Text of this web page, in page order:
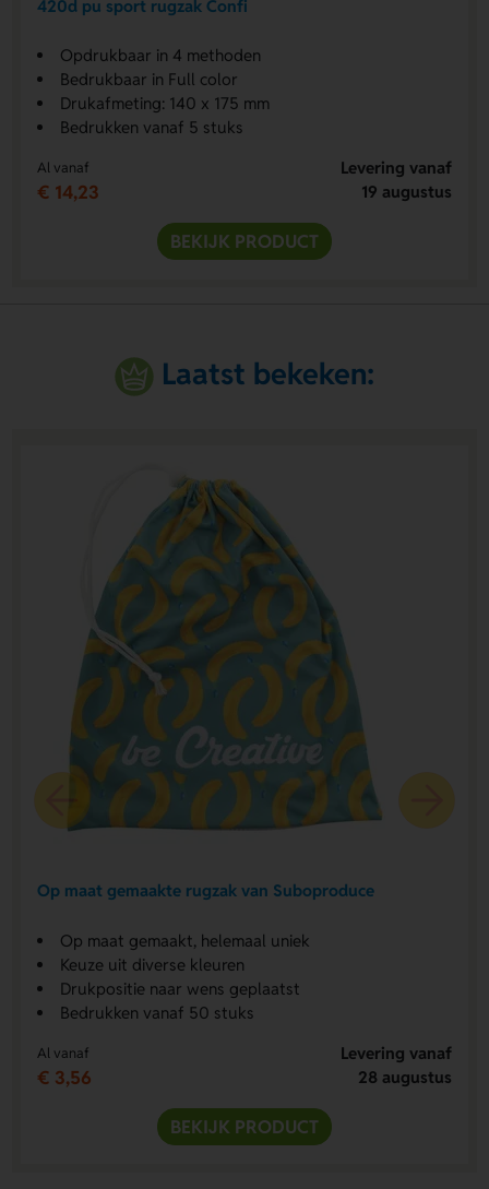
420d pu sport rugzak Confi
Opdrukbaar in 4 methoden
Bedrukbaar in Full color
Drukafmeting: 140 x 175 mm
Bedrukken vanaf 5 stuks
Al vanaf
€ 14,23
Levering vanaf
19 augustus
BEKIJK PRODUCT
Laatst bekeken:
Op maat gemaakte rugzak van Suboproduce
Op maat gemaakt, helemaal uniek
Keuze uit diverse kleuren
Drukpositie naar wens geplaatst
Bedrukken vanaf 50 stuks
Al vanaf
€ 3,56
Levering vanaf
28 augustus
BEKIJK PRODUCT